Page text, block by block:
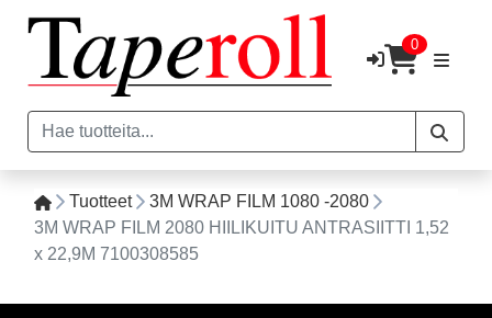
0
Tuotteet
3M WRAP FILM 1080 -2080
3M WRAP FILM 2080 HIILIKUITU ANTRASIITTI 1,52
x 22,9M 7100308585